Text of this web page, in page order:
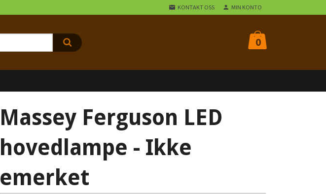
KONTAKT OSS MIN KONTO
0
Massey Ferguson LED
hovedlampe - Ikke
emerket